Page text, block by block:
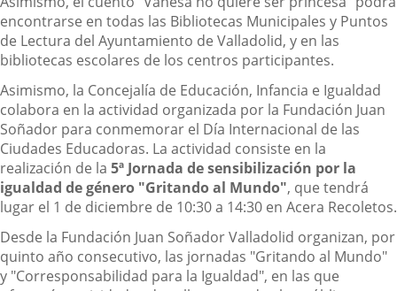
encontrarse en todas las Bibliotecas Municipales y Puntos
de Lectura del Ayuntamiento de Valladolid, y en las
bibliotecas escolares de los centros participantes.
Asimismo, la Concejalía de Educación, Infancia e Igualdad
colabora en la actividad organizada por la Fundación Juan
Soñador para conmemorar el Día Internacional de las
Ciudades Educadoras. La actividad consiste en la
realización de la 5ª Jornada de sensibilización por la
igualdad de género "Gritando al Mundo", que tendrá
lugar el 1 de diciembre de 10:30 a 14:30 en Acera Recoletos.
Desde la Fundación Juan Soñador Valladolid organizan, por
quinto año consecutivo, las jornadas "Gritando al Mundo"
y "Corresponsabilidad para la Igualdad", en las que